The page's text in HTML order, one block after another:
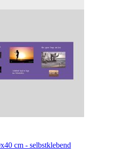
cm - selbstklebend